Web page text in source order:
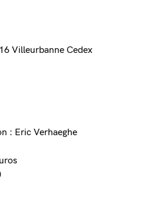
Villeurbanne Cedex
: Eric Verhaeghe